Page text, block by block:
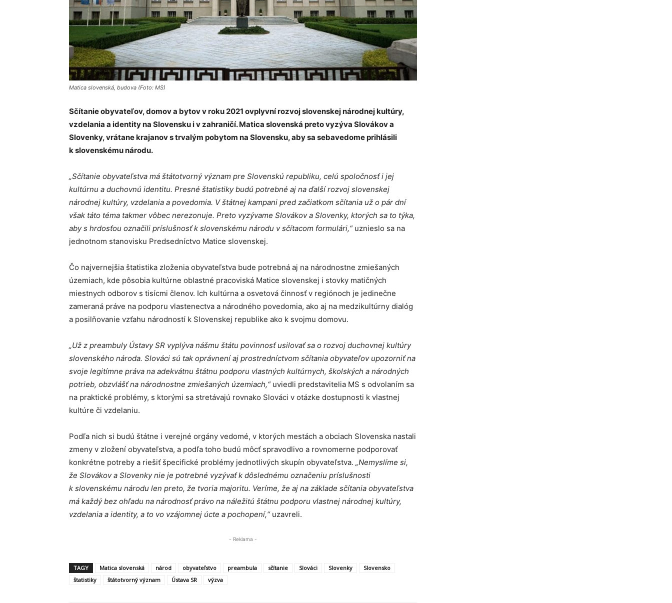
Matica slovenská, budova (Foto: MS)
Sčítanie obyvateľov, domov a bytov v roku 2021 ovplyvní rozvoj slovenskej národnej kultúry,
vzdelania a identity na Slovensku i v zahraničí. Matica slovenská preto vyzýva Slovákov a
Slovenky, vrátane krajanov s trvalým pobytom na Slovensku, aby sa sebavedome prihlásili
k slovenskému národu.
„Sčítanie obyvateľstva má štátotvorný význam pre Slovenskú republiku, celú spoločnosť i jej
kultúrnu a duchovnú identitu. Presné štatistiky budú potrebné aj na ďalší rozvoj slovenskej
národnej kultúry, vzdelania a povedomia. V štátnej kampani pred začiatkom sčítania už o pár dní
však táto téma takmer vôbec nerezonuje. Preto vyzývame Slovákov a Slovenky, ktorých sa to týka,
aby s hrdosťou označili príslušnosť k slovenskému národu v sčítacom formulári,“uznieslo sa na
jednotnom stanovisku Predsedníctvo Matice slovenskej.
Čo najvernejšia štatistika zloženia obyvateľstva bude potrebná aj na národnostne zmiešaných
územiach, kde pôsobia kultúrne oblastné pracoviská Matice slovenskej i stovky matičných
miestnych odborov s tisícmi členov. Ich kultúrna a osvetová činnosť v regiónoch je jedinečne
zameraná práve na podporu vlastenectva a národného povedomia, ako aj na medzikultúrny dialóg
a posilňovanie vzťahu národností k Slovenskej republike ako k svojmu domovu.
„Už z preambuly Ústavy SR vyplýva nášmu štátu povinnosť usilovať sa o rozvoj duchovnej kultúry
slovenského národa. Slováci sú tak oprávnení aj prostredníctvom sčítania obyvateľov upozorniť na
svoje legitímne práva na adekvátnu štátnu podporu vlastných kultúrnych, školských a národných
potrieb, obzvlášť na národnostne zmiešaných územiach,“uviedli predstavitelia MS s odvolaním sa
na praktické problémy, s ktorými sa stretávajú rovnako Slováci v otázke dostupnosti k vlastnej
kultúre či vzdelaniu.
Podľa nich si budú štátne i verejné orgány vedomé, v ktorých mestách a obciach Slovenska nastali
zmeny v zložení obyvateľstva, a podľa toho budú môcť spravodlivo a rovnomerne podporovať
konkrétne potreby a riešiť špecifické problémy jednotlivých skupín obyvateľstva. „Nemyslíme si,
že Slovákov a Slovenky nie je potrebné vyzývať k dôslednému označeniu príslušnosti
k slovenskému národu len preto, že tvoria majoritu. Veríme, že aj na základe sčítania obyvateľstva
má každý bez ohľadu na národnosť právo na náležitú štátnu podporu vlastnej národnej kultúry,
vzdelania a identity, a to vo vzájomnej úcte a pochopení,“uzavreli.
- Reklama -
TAGY Matica slovenská národ obyvateľstvo preambula sčítanie Slováci Slovenky
Slovensko
štatistiky
štátotvorný význam Ústava SR výzva